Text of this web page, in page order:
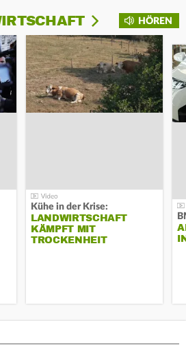
HÖREN
Kühe in der Krise:
LANDWIRTSCHAFT
KÄMPFT MIT
TROCKENHEIT